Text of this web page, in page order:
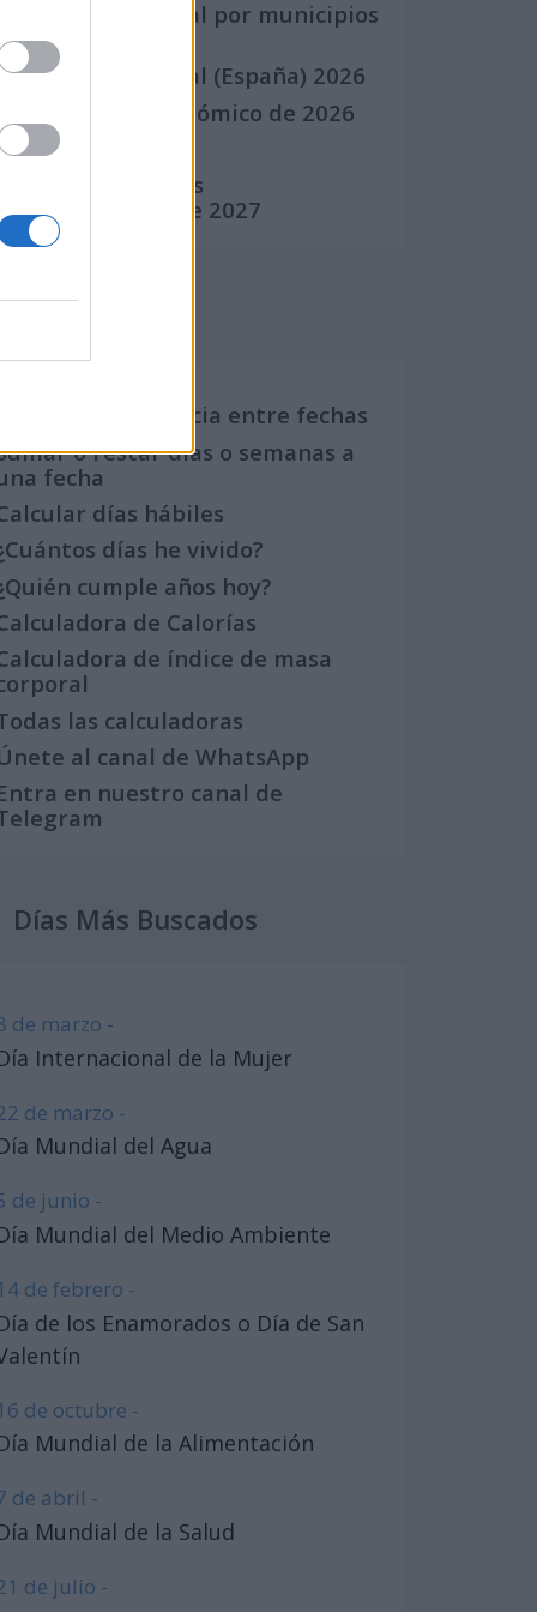
Calendario Laboral por municipios
(España)
Calendario Laboral (España) 2026
Calendario Astronómico de 2026
Lunar
Calendario de Días
Internacionales de 2027
Calcula la diferencia entre fechas
o restar días o semanas a
fecha
días hábiles
días he vivido?
cumple años hoy?
de Calorías
de índice de masa
las calculadoras
al canal de WhatsApp
en nuestro canal de
Días Más Buscados
de marzo -
Internacional de la Mujer
de marzo -
Mundial del Agua
de junio -
Mundial del Medio Ambiente
de febrero -
de los Enamorados o Día de San
de octubre -
Mundial de la Alimentación
de abril -
Mundial de la Salud
de julio -